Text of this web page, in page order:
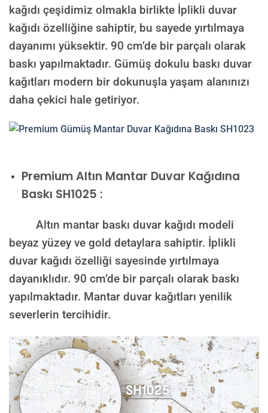
kağıdı çeşidimiz olmakla birlikte İplikli duvar
kağıdı özelliğine sahiptir, bu sayede yırtılmaya
dayanımı yüksektir. 90 cm’de bir parçalı olarak
baskı yapılmaktadır. Gümüş dokulu baskı duvar
kağıtları modern bir dokunuşla yaşam alanınızı
daha çekici hale getiriyor.
PremiumAltın Mantar Duvar Kağıdına
Baskı SH1025 :
Altın mantar baskı duvar kağıdı modeli
beyaz yüzey ve gold detaylara sahiptir. İplikli
duvar kağıdı özelliği sayesinde yırtılmaya
dayanıklıdır. 90 cm’de bir parçalı olarak baskı
yapılmaktadır. Mantar duvar kağıtları yenilik
severlerin tercihidir.